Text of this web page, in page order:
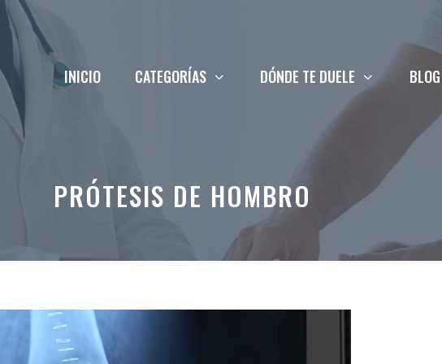
INICIO CATEGORÍAS DÓNDE TE DUELE BLOG
PRÓTESIS DE HOMBRO